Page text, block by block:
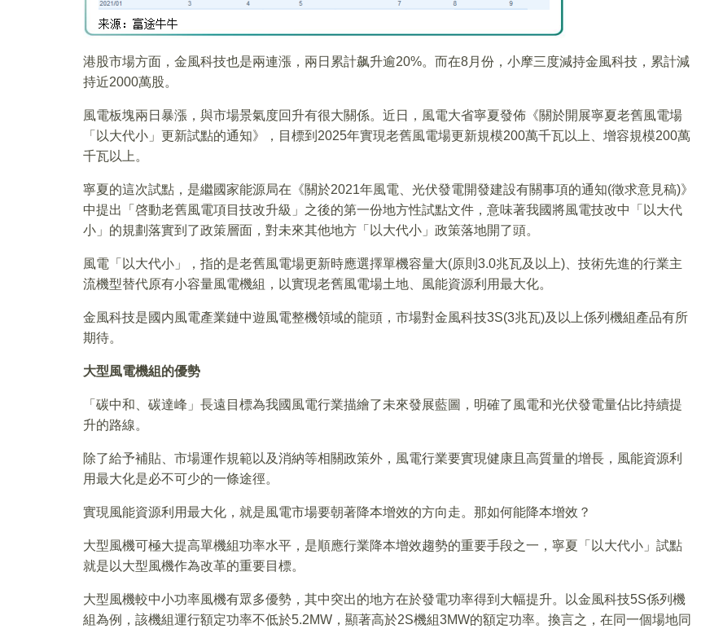
港股市場方面，金風科技也是兩連漲，兩日累計飙升逾20%。而在8月份，小摩三度減持金風科技，累計減
持近2000萬股。
風電板塊兩日暴漲，與市場景氣度回升有很大關係。近日，風電大省寧夏發佈《關於開展寧夏老舊風電場
「以大代小」更新試點的通知》，目標到2025年實現老舊風電場更新規模200萬千瓦以上、增容規模200萬
千瓦以上。
寧夏的這次試點，是繼國家能源局在《關於2021年風電、光伏發電開發建設有關事項的通知(徵求意見稿)》
中提出「啓動老舊風電項目技改升級」之後的第一份地方性試點文件，意味著我國將風電技改中「以大代
小」的規劃落實到了政策層面，對未來其他地方「以大代小」政策落地開了頭。
風電「以大代小」，指的是老舊風電場更新時應選擇單機容量大(原則3.0兆瓦及以上)、技術先進的行業主
流機型替代原有小容量風電機組，以實現老舊風電場土地、風能資源利用最大化。
金風科技是國内風電產業鏈中遊風電整機領域的龍頭，市場對金風科技3S(3兆瓦)及以上係列機組產品有所
期待。
大型風電機組的優勢
「碳中和、碳達峰」長遠目標為我國風電行業描繪了未來發展藍圖，明確了風電和光伏發電量佔比持續提
升的路線。
除了給予補貼、市場運作規範以及消納等相關政策外，風電行業要實現健康且高質量的增長，風能資源利
用最大化是必不可少的一條途徑。
實現風能資源利用最大化，就是風電市場要朝著降本增效的方向走。那如何能降本增效？
大型風機可極大提高單機組功率水平，是順應行業降本增效趨勢的重要手段之一，寧夏「以大代小」試點
就是以大型風機作為改革的重要目標。
大型風機較中小功率風機有眾多優勢，其中突出的地方在於發電功率得到大幅提升。以金風科技5S係列機
組為例，該機組運行額定功率不低於5.2MW，顯著高於2S機組3MW的額定功率。換言之，在同一個場地同